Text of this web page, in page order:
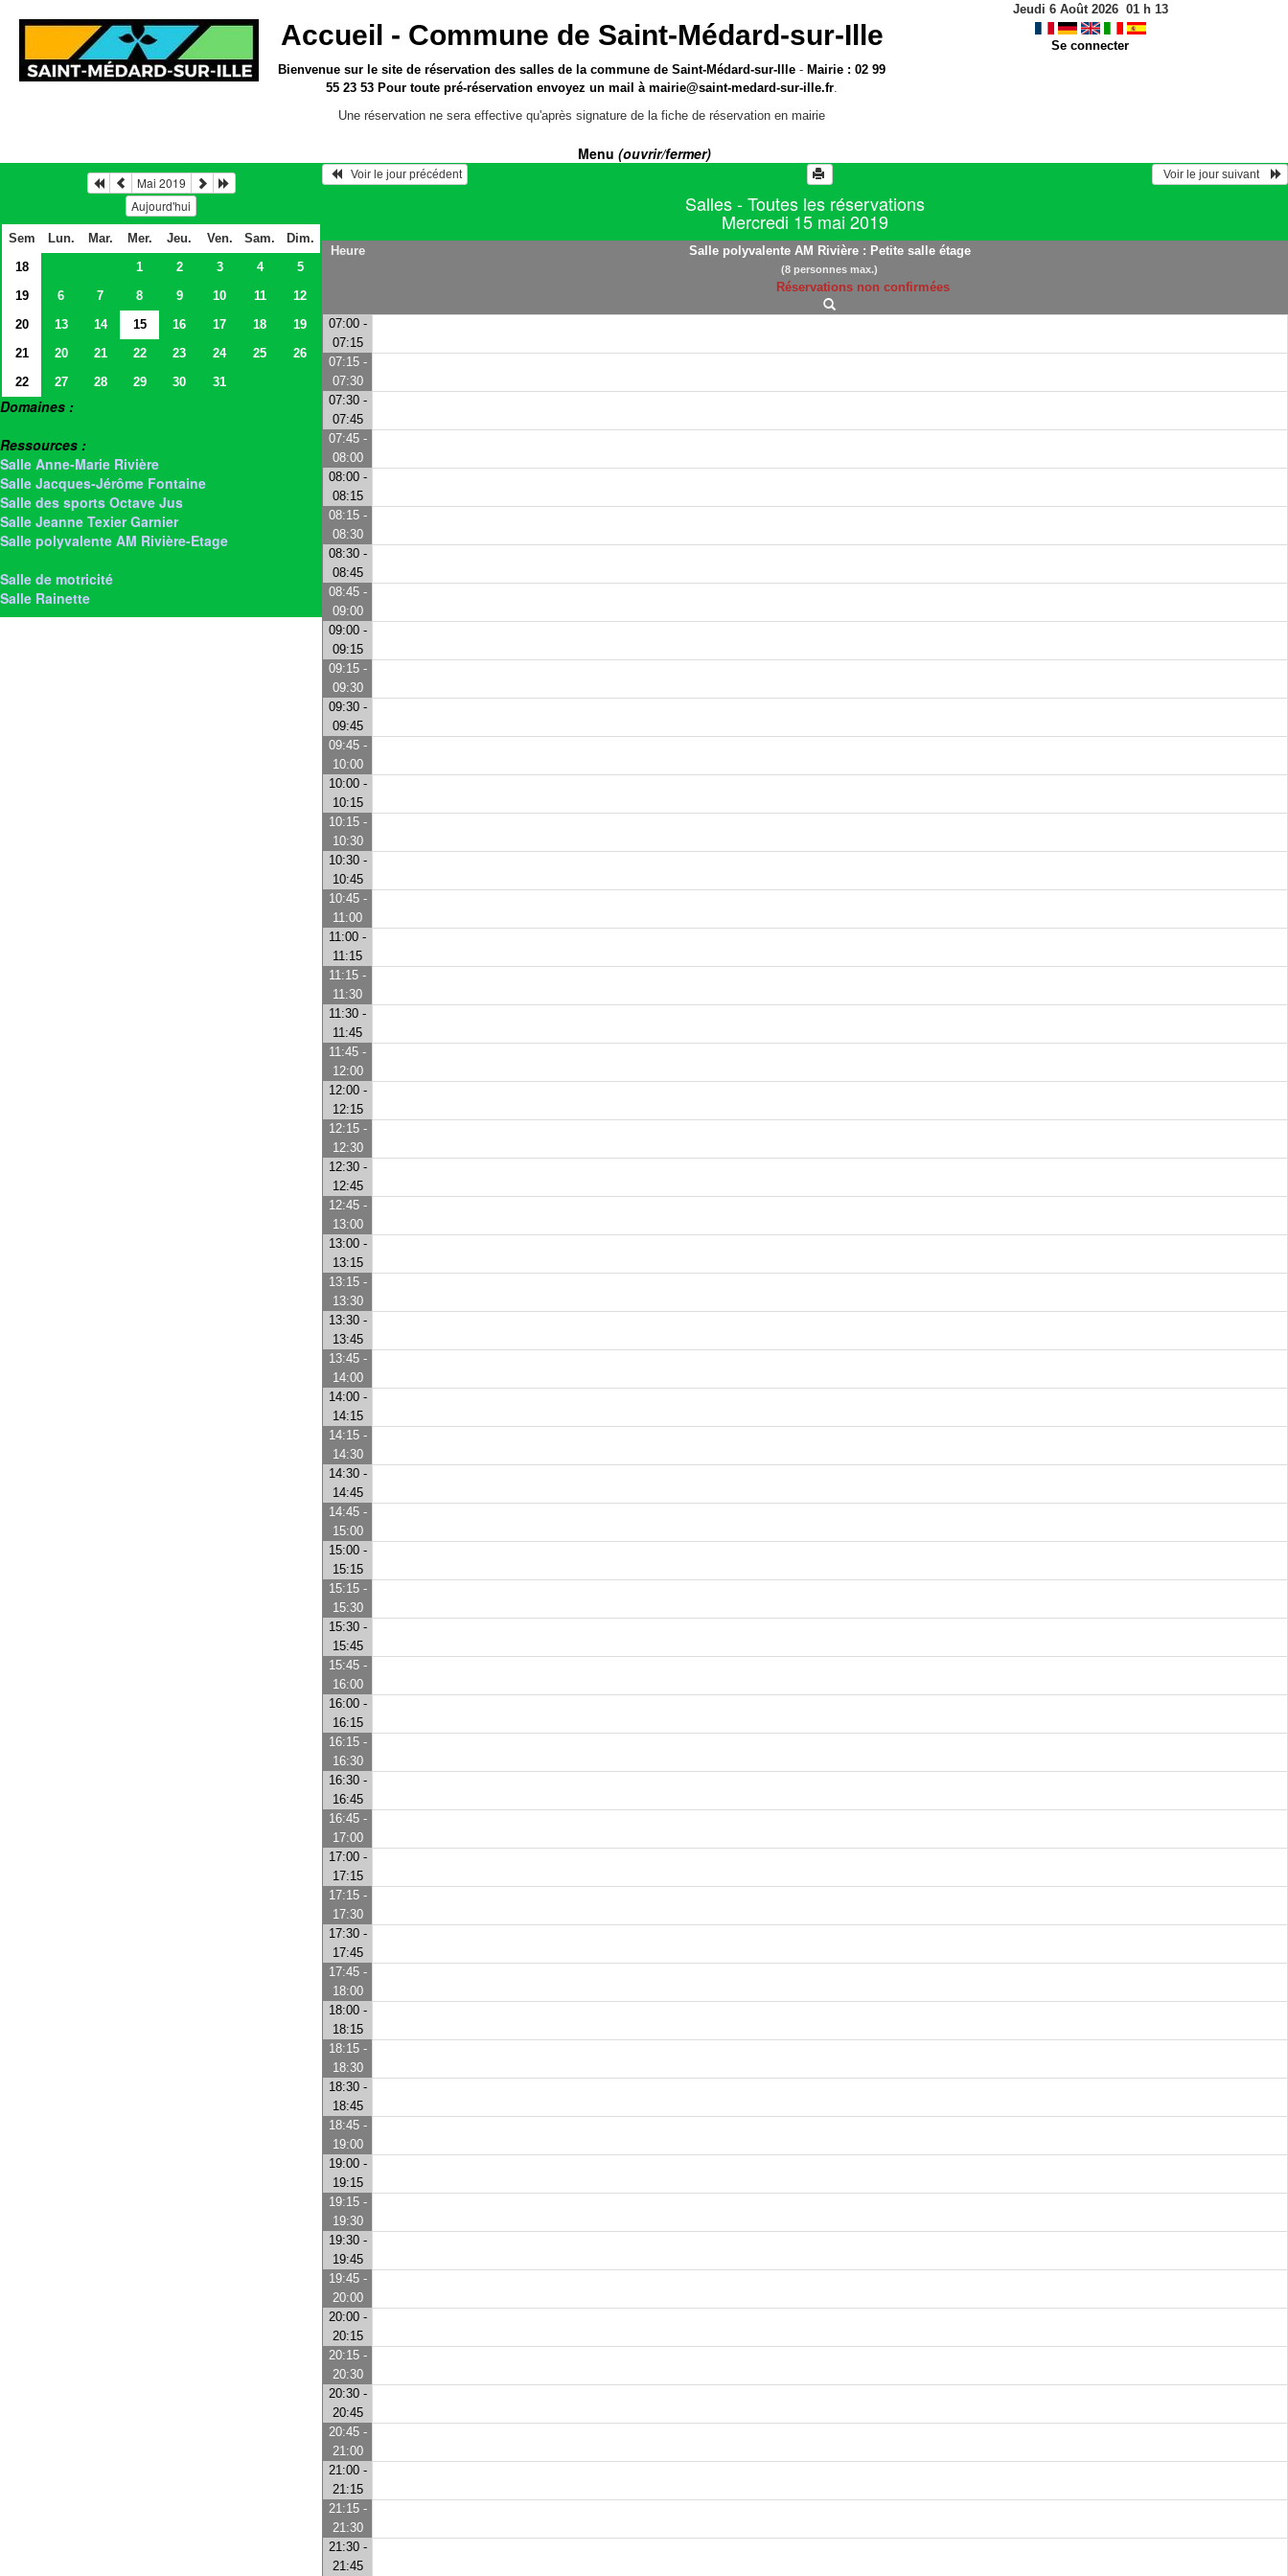
Accueil - Commune de Saint-Médard-sur-Ille
Bienvenue sur le sitede réservation des salles de la commune de Saint-Médard-sur-Ille - Mairie : 02 99
55 23 53 Pour toute pré-réservation envoyez un mail àmairie@saint-medard-sur-ille.fr.
Une réservation ne sera effective qu'après signature de la fiche de réservation en mairie
Jeudi 6 Août 2026 01h 13
Se connecter
Menu (ouvrir/fermer)
Mai 2019
Aujourd'hui
Sem Lun. Mar. Mer. Jeu. Ven. Sam.
Dim.
18
1 2 3 4
5
19
6 7 8 9 10 11
12
20
13 14 15 16 17 18
19
21
20 21 22 23 24 25
26
22
27 28 29 30 31
Domaines :
Ressources :
Salle Anne-Marie Rivière
Salle Jacques-Jérôme Fontaine
Salle des sports Octave Jus
Salle Jeanne Texier Garnier
Salle polyvalente AM Rivière-Etage
Salle de motricité
Salle Rainette
   Voir le jour précédent
  Voir le jour suivant
Salles - Toutes les réservations
Mercredi 15 mai 2019
Heure Salle polyvalente AM Rivière : Petite salle étage
(8 personnes max.)
Réservations non confirmées
07:00 -
07:15
07:15 -
07:30
07:30 -
07:45
07:45 -
08:00
08:00 -
08:15
08:15 -
08:30
08:30 -
08:45
08:45 -
09:00
09:00 -
09:15
09:15 -
09:30
09:30 -
09:45
09:45 -
10:00
10:00 -
10:15
10:15 -
10:30
10:30 -
10:45
10:45 -
11:00
11:00 -
11:15
11:15 -
11:30
11:30 -
11:45
11:45 -
12:00
12:00 -
12:15
12:15 -
12:30
12:30 -
12:45
12:45 -
13:00
13:00 -
13:15
13:15 -
13:30
13:30 -
13:45
13:45 -
14:00
14:00 -
14:15
14:15 -
14:30
14:30 -
14:45
14:45 -
15:00
15:00 -
15:15
15:15 -
15:30
15:30 -
15:45
15:45 -
16:00
16:00 -
16:15
16:15 -
16:30
16:30 -
16:45
16:45 -
17:00
17:00 -
17:15
17:15 -
17:30
17:30 -
17:45
17:45 -
18:00
18:00 -
18:15
18:15 -
18:30
18:30 -
18:45
18:45 -
19:00
19:00 -
19:15
19:15 -
19:30
19:30 -
19:45
19:45 -
20:00
20:00 -
20:15
20:15 -
20:30
20:30 -
20:45
20:45 -
21:00
21:00 -
21:15
21:15 -
21:30
21:30 -
21:45